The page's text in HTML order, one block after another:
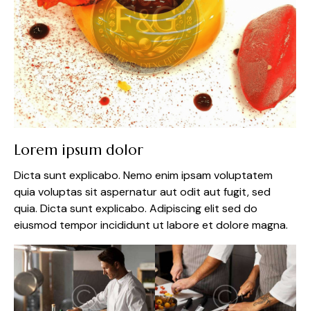
Lorem ipsum dolor
Dicta sunt explicabo. Nemo enim ipsam voluptatem
quia voluptas sit aspernatur aut odit aut fugit, sed
quia. Dicta sunt explicabo. Adipiscing elit sed do
eiusmod tempor incididunt ut labore et dolore magna.